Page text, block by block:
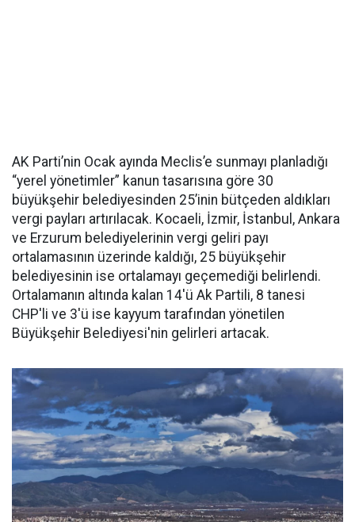
AK Parti’nin Ocak ayında Meclis’e sunmayı planladığı
“yerel yönetimler” kanun tasarısına göre 30
büyükşehir belediyesinden 25’inin bütçeden aldıkları
vergi payları artırılacak. Kocaeli, İzmir, İstanbul, Ankara
ve Erzurum belediyelerinin vergi geliri payı
ortalamasının üzerinde kaldığı, 25 büyükşehir
belediyesinin ise ortalamayı geçemediği belirlendi.
Ortalamanın altında kalan 14'ü Ak Partili, 8 tanesi
CHP'li ve 3'ü ise kayyum tarafından yönetilen
Büyükşehir Belediyesi'nin gelirleri artacak.